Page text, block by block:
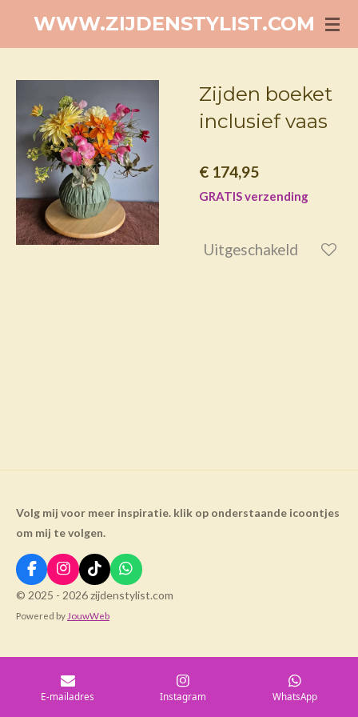
de
hoofdinhoud
WWW.ZIJDENSTYLIST.COM
Zijden boeket
inclusief vaas
€ 174,95
GRATIS verzending
Uitgeschakeld
Volg mij voor meer inspiratie. klik op onderstaande icoontjes
om mij te volgen.
F
a
c
e
o
I
n
s
t
r
a
m
T
i
k
T
W
h
a
p
© 2025 - 2026 zijdenstylist.com
Powered by JouwWeb
E-mailadres Instagram WhatsApp